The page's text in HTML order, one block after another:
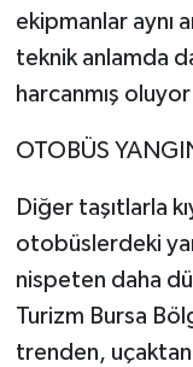
ekipmanlar aynı
teknik anlamda
harcanmış
OTOBÜS
Diğer taşıtlarla
otobüslerdeki
nispeten daha
Turizm Bursa
trenden, uçaktan